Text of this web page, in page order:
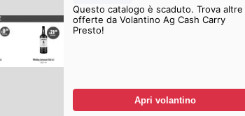
Questo catalogo è scaduto. Trova altre
offerte da Volantino Ag Cash Carry
Presto!
Apri volantino